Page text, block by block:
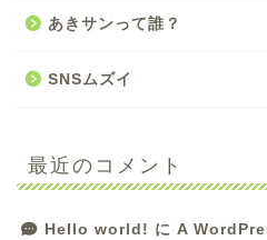
あきサンって誰？
SNSムズイ
最近のコメント
Hello world! に A